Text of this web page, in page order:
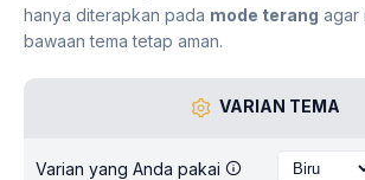
hanya diterapkan pada mode terang agar
bawaan tema tetap aman.
VARIAN TEMA
Varian yang Anda pakai